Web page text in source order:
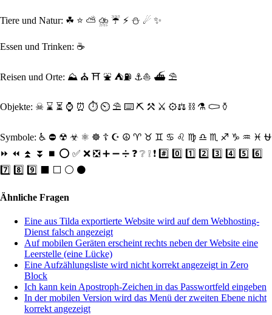
Tiere und Natur: ☘ ⭐ ⛅ ⛈ ☔ ⚡ ⛄ ☄ ✨
Essen und Trinken: ☕
Reisen und Orte: ⛰ ⛪ ⛩ ⛲ ⛺⛽ ⚓⛵ ⛴ ⛱
Objekte: ☠ ⌛ ⏳ ⌚ ⏰ ⏱ ⏲ ⛱ ⌨ ⛏ ⚒ ⚔ ⚙⚖ ⛓ ⚗ ⚰ ⚱
Symbole: ♿ ⛔ ☢ ☣ ⚛ ☸ ☦ ☪ ☮ ♈ ♉ ♊ ♋ ♌ ♍ ♎ ♏ ♐ ♑ ♒ ♓ ⛎
⏩ ⏪ ⏫ ⏬ ⏹ ⭕ ✅ ❌ ❎ ➕ ➖ ➗ ❓ ❔ ❕ ❗ #️⃣ 0️⃣ 1️⃣ 2️⃣ 3️⃣ 4️⃣ 5️⃣ 6️⃣
7️⃣ 8️⃣ 9️⃣ ⬛ ⬜ ⚪ ⚫
Ähnliche Fragen
Eine aus Tilda exportierte Website wird auf dem Webhosting-
Dienst falsch angezeigt
Auf mobilen Geräten erscheint rechts neben der Website eine
Leerstelle (eine Lücke)
Eine Aufzählungsliste wird nicht korrekt angezeigt in Zero
Block
Ich kann kein Apostroph-Zeichen in das Passwortfeld eingeben
In der mobilen Version wird das Menü der zweiten Ebene nicht
korrekt angezeigt